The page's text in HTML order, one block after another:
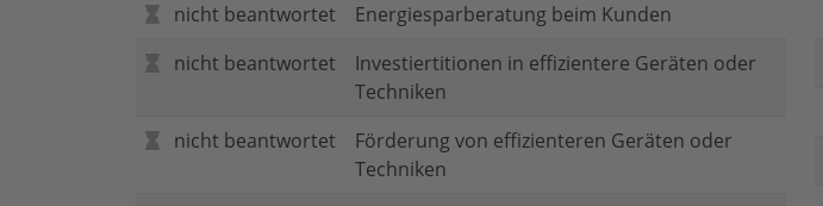
nicht beantwortet
Energiesparberatung beim Kunden
nicht beantwortet
Investiertitionen in effizientere Geräten oder
Techniken
nicht beantwortet
Förderung von effizienteren Geräten oder
Techniken